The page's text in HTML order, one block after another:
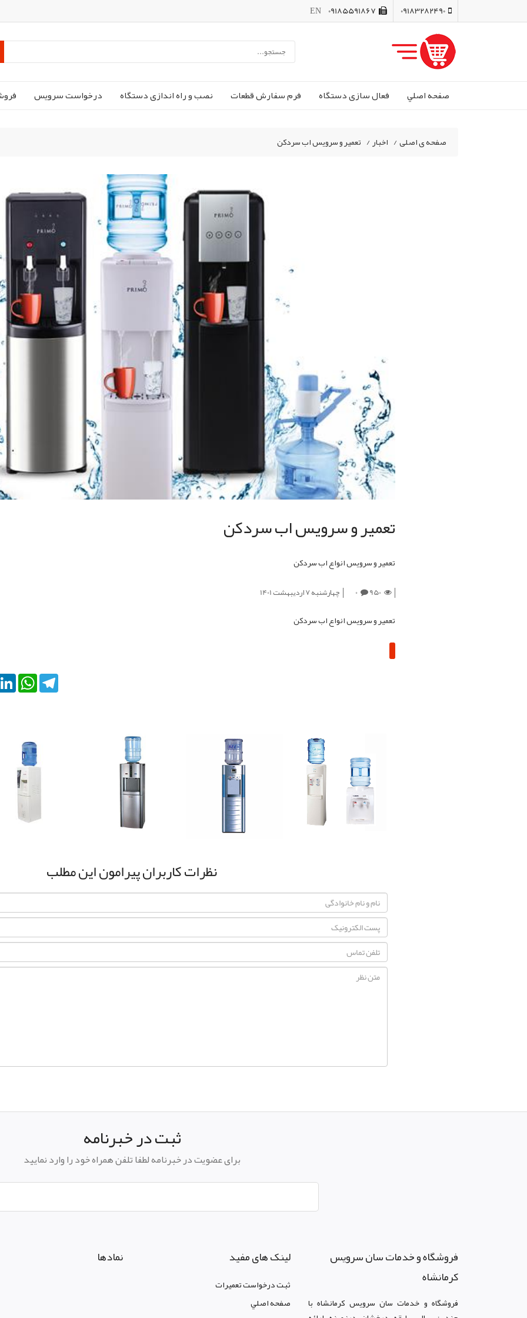
09183282490
09185591867
EN
صفحه اصلي فعال سازی دستگاه فرم سفارش قطعات نصب و راه اندازی دستگاه درخواست سرویس
صفحه ی اصلی/ اخبار/ تعمیر و سرویس اب سردکن
تعمیر و سرویس اب سردکن
تعمیر و سرویس انواع اب سردکن
950
0 چهارشنبه 7 اردیبهشت 1401
تعمیر و سرویس انواع اب سردکن
WhatsAppTelegram
نظرات کاربران پیرامون این مطلب
ثبت در خبرنامه
برای عضویت در خبرنامه لطفا تلفن همراه خود را وارد نمایید
فروشگاه و خدمات سان سرويس
کرمانشاه
فروشگاه و خدمات سان سرويس کرمانشاه با
لینک های مفید
ثبت درخواست تعمیرات
صفحه اصلي
نمادها